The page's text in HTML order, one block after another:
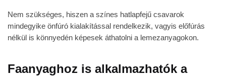
Nem szükséges, hiszen a színes hatlapfejű csavarok
mindegyike önfúró kialakítással rendelkezik, vagyis előfúrás
nélkül is könnyedén képesek áthatolni a lemezanyagokon.
Faanyaghoz is alkalmazhatók a